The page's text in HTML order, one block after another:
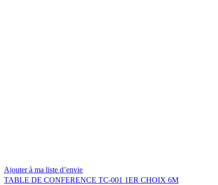
Ajouter à ma liste d’envie
TABLE DE CONFERENCE TC-001 1ER CHOIX 6M